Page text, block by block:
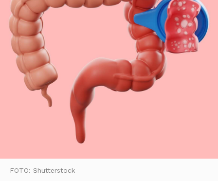
FOTO: Shutterstock